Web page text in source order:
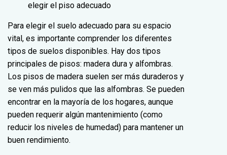
elegir el piso adecuado
Para elegir el suelo adecuado para su espacio
vital, es importante comprender los diferentes
tipos de suelos disponibles. Hay dos tipos
principales de pisos: madera dura y alfombras.
Los pisos de madera suelen ser más duraderos y
se ven más pulidos que las alfombras. Se pueden
encontrar en la mayoría de los hogares, aunque
pueden requerir algún mantenimiento (como
reducir los niveles de humedad) para mantener un
buen rendimiento.